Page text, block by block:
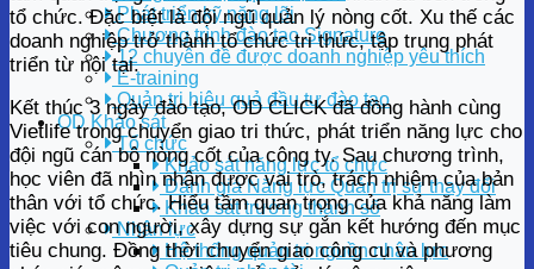
Phát triển kỹ năng lõi
Chương trình đào tạo Signature
12 chuyên đề được doanh nghiệp yêu thích
E-training
Quản trị hiệu quả đầu tư đào tạo
OD Khảo sát
Tổ chức
Khảo sát năng lực tổ chức
Đánh giá Năng lực Quản trị sự thay đổi
Khảo sát trưởng thành số
Nhân lực
Hệ thống quản trị nguồn nhân lực
tổ chức. Đặc biệt là đội ngũ quản lý nòng cốt. Xu thế các
doanh nghiệp trở thành tổ chức tri thức, tập trung phát
triển từ nội tại.
Kết thúc 3 ngày đào tạo, OD CLICK đã đồng hành cùng
Vietlife trong chuyển giao tri thức, phát triển năng lực cho
đội ngũ cán bộ nòng cốt của công ty. Sau chương trình,
học viên đã nhìn nhận được vai trò, trách nhiệm của bản
thân với tổ chức. Hiểu tầm quan trọng của khả năng làm
việc với con người, xây dựng sự gắn kết hướng đến mục
tiêu chung. Đồng thời chuyển giao công cụ và phương